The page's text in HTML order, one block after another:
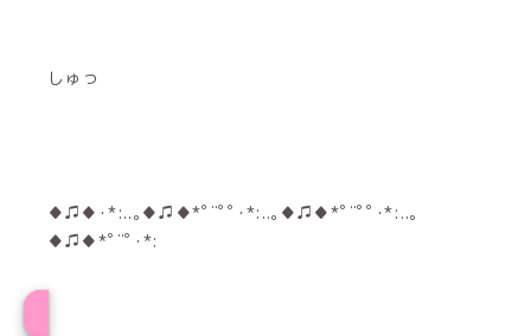
しゅっ
♦♫♦･*:..｡♦♫♦*ﾟ¨ﾟﾟ･*:..｡♦♫♦*ﾟ¨ﾟﾟ･*:..｡
♦♫♦*ﾟ¨ﾟ･*: